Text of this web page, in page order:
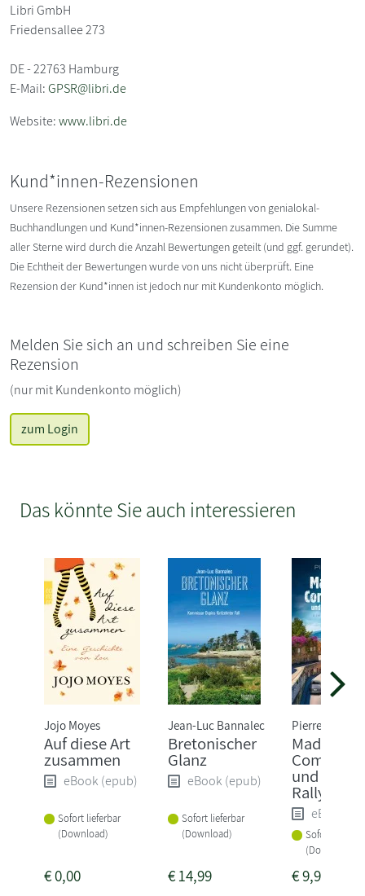
Libri GmbH
Friedensallee 273
DE - 22763 Hamburg
E-Mail:GPSR@libri.de
Website:www.libri.de
Kund*innen-Rezensionen
Unsere Rezensionen setzen sich aus Empfehlungen von genialokal-
Buchhandlungen und Kund*innen-Rezensionen zusammen. Die Summe
aller Sterne wird durch die Anzahl Bewertungen geteilt (und ggf. gerundet).
Die Echtheit der Bewertungen wurde von uns nicht überprüft. Eine
Rezension der Kund*innen ist jedoch nur mit Kundenkonto möglich.
Melden Sie sich an und schreiben Sie eine
Rezension
(nur mit Kundenkonto möglich)
zum Login
Das könnte Sie auch interessieren
Jojo Moyes
Auf diese Art
zusammen
eBook (epub)
Sofort lieferbar
(Download)
€0,00
Jean-Luc Bannalec
Bretonischer
Glanz
eBook (epub)
Sofort lieferbar
(Download)
€14,99
Pierre Martin
Madame
und die
Rallye
eBook
Sofort
(Download)
€9,99